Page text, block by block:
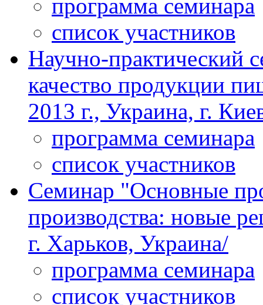
программа семинара
список участников
Научно-практический
качество продукции
2013 г., Украина, г.
программа семинара
список участников
Семинар "Основные
производства: новые
г. Харьков, Украина/
программа семинара
список участников